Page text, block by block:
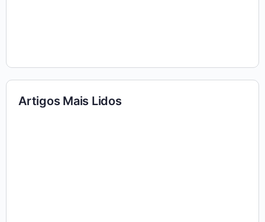
Artigos Mais Lidos